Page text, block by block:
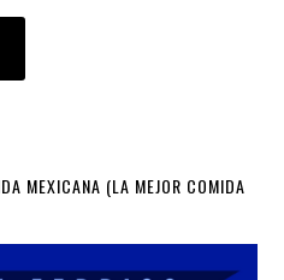
MEXICANA (LA MEJOR COMIDA